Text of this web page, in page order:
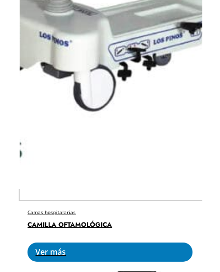
Camas hospitalarias
CAMILLA OFTAMOLÓGICA
Ver más